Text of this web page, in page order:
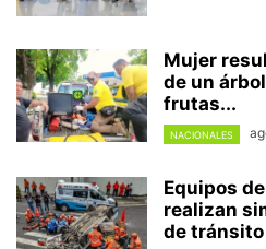
Mujer
de un
frutas...
NACIONALES
Equipos
realizan
de tránsito